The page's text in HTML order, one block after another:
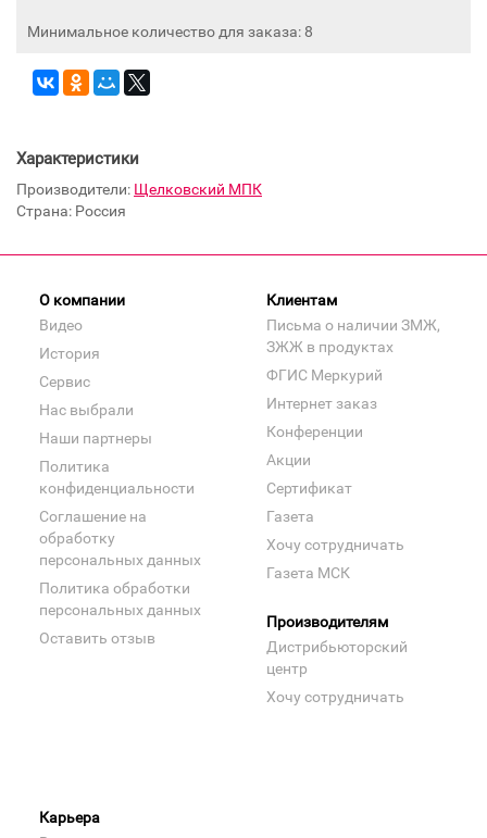
Минимальное количество для заказа: 8
Характеристики
Производители: Щелковский МПК
Страна: Россия
О компании
Видео
История
Сервис
Нас выбрали
Наши партнеры
Политика
конфиденциальности
Соглашение на
обработку
персональных данных
Политика обработки
персональных данных
Оставить отзыв
Клиентам
Письма о наличии ЗМЖ,
ЗЖЖ в продуктах
ФГИС Меркурий
Интернет заказ
Конференции
Акции
Сертификат
Газета
Хочу сотрудничать
Газета МСК
Производителям
Дистрибьюторский
центр
Хочу сотрудничать
Карьера